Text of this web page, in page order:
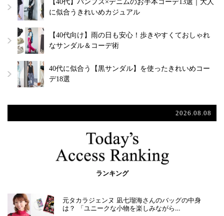
【40代】パンプス×デニムのお手本コーデ13選｜大人
に似合うきれいめカジュアル
【40代向け】雨の日も安心！歩きやすくておしゃれ
なサンダル＆コーデ術
40代に似合う【黒サンダル】を使ったきれいめコー
デ18選
2026.08.08
ランキング
元タカラジェンヌ 凪七瑠海さんのバッグの中身
は？ 「ユニークな小物を楽しみながら…